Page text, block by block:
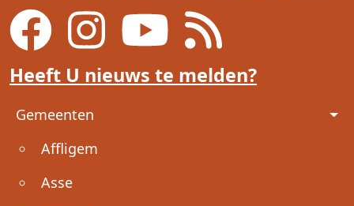
Heeft U nieuws te melden?
Voet
Gemeenten
Affligem
Asse